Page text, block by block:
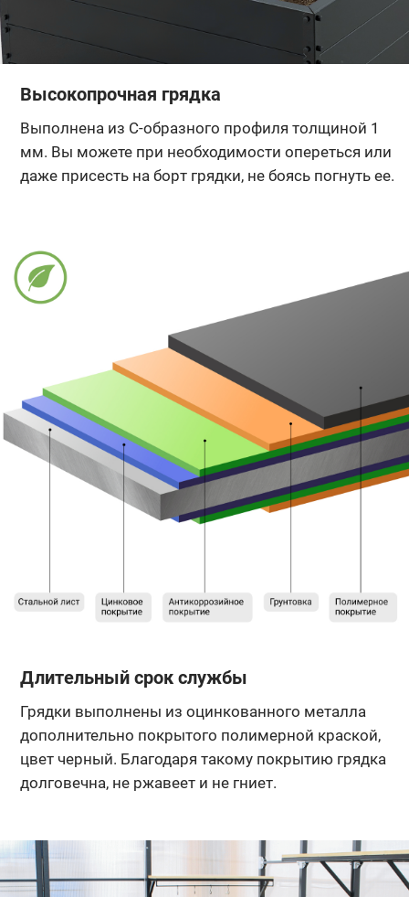
Высокопрочная грядка
Выполнена из С-образного профиля толщиной 1
мм. Вы можете при необходимости опереться или
даже присесть на борт грядки, не боясь погнуть ее.
Длительный срок службы
Грядки выполнены из оцинкованного металла
дополнительно покрытого полимерной краской,
цвет черный. Благодаря такому покрытию грядка
долговечна, не ржавеет и не гниет.